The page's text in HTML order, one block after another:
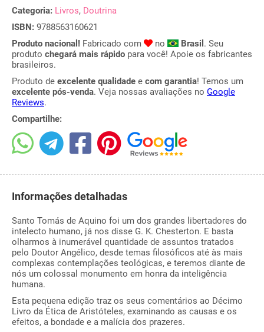
Categoria: Livros, Doutrina
ISBN: 9788563160621
Produto nacional! Fabricado com no Brasil . Seu
produto chegará mais rápido para você! Apoie os fabricantes
brasileiros.
Produto de excelente qualidade e com garantia! Temos um
excelente pós-venda. Veja nossas avaliações no Google
Reviews.
Compartilhe:
Informações detalhadas
Santo Tomás de Aquino foi um dos grandes libertadores do
intelecto humano, já nos disse G. K. Chesterton. E basta
olharmos à inumerável quantidade de assuntos tratados
pelo Doutor Angélico, desde temas filosóficos até às mais
complexas contemplações teológicas, e teremos diante de
nós um colossal monumento em honra da inteligência
humana.
Esta pequena edição traz os seus comentários ao Décimo
Livro da Ética de Aristóteles, examinando as causas e os
efeitos, a bondade e a malícia dos prazeres.